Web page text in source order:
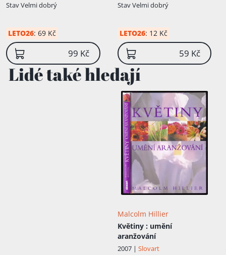
StavVelmi dobrý
LETO26: 69 Kč
99 Kč
StavVelmi dobrý
LETO26: 12 Kč
59 Kč
Lidé také hledají
Malcolm Hillier
Květiny : umění
aranžování
2007 | Slovart